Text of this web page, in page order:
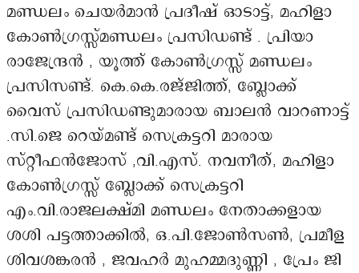
മണ്ഡലം ചെയർമാൻ പ്രദീഷ് ഓടാട്ട്, മഹിളാ
കോൺഗ്രസ്സ്മണ്ഡലം പ്രസിഡണ്ട് . പ്രിയാ
രാജേന്ദ്രൻ , യൂത്ത് കോൺഗ്രസ്സ് മണ്ഡലം
പ്രസിസണ്ട്. കെ.കെ.രജ്ജിത്ത്, ബ്ലോക്ക്
വൈസ് പ്രസിഡണ്ടുമാരായ ബാലൻ വാറണാട്ട്
.സി.ജെ റെയ്മണ്ട് സെക്രട്ടറി മാരായ
സ്റ്റീഫൻജോസ് ,വി.എസ്. നവനീത്, മഹിളാ
കോൺഗ്രസ്സ് ബ്ലോക്ക് സെക്രട്ടറി
എം.വി.രാജലക്ഷ്മി മണ്ഡലം നേതാക്കളായ
ശശി പട്ടത്താക്കിൽ, ഒ.പി.ജോൺസൺ, പ്രമീള
ശിവശങ്കരൻ , ജവഹർ മുഹമ്മദുണ്ണി , പ്രേം ജി